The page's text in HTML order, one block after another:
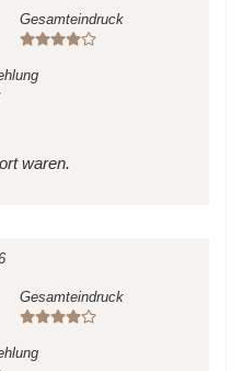
Gesamteindruck
waren.
Gesamteindruck